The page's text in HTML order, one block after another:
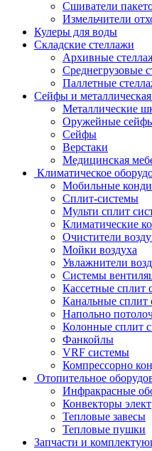
Сшиватели
Измельчители
Кулеры для воды
Складские стеллажи
Архивные
Среднегрузовые
Паллетные
Сейфы и
Металлические
Оружейные
Сейфы
Верстаки
Медицинская
Климатическое
Мобильные
Сплит-системы
Мульти сплит
Климатические
Очистители
Мойки воздуха
Увлажнители
Системы
Кассетные сплит
Канальные сплит
Напольно
Колонные сплит
Фанкойлы
VRF системы
Компрессорно
Отопительное
Инфракрасные
Конвекторы
Тепловые завесы
Тепловые пушки
Запчасти и